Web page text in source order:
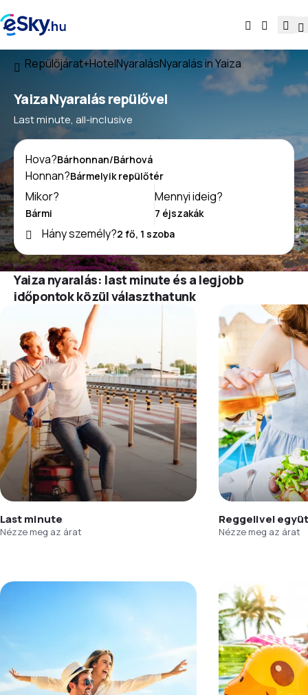
Repülőjárat+HotelNyaralásNyaralás in Yaiza
Yaiza Nyaralás repülővel
Last minute, all-inclusive
Hova?
Honnan?
Mikor?
Mennyi ideig?
Hány személy?
Yaiza nyaralás: last minute és a legjobb
időpontok közül választhatunk
Last minute
Nézze meg az árat
Reggelivel
Nézze meg az árat